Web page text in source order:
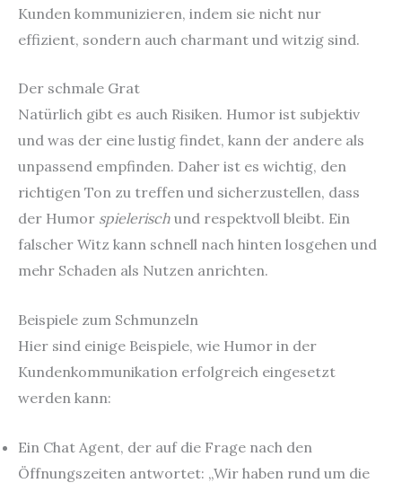
Kunden kommunizieren, indem sie nicht nur
effizient, sondern auch charmant und witzig sind.
Der schmale Grat
Natürlich gibt es auch Risiken. Humor ist subjektiv
und was der eine lustig findet, kann der andere als
unpassend empfinden. Daher ist es wichtig, den
richtigen Ton zu treffen und sicherzustellen, dass
der Humor spielerisch und respektvoll bleibt. Ein
falscher Witz kann schnell nach hinten losgehen und
mehr Schaden als Nutzen anrichten.
Beispiele zum Schmunzeln
Hier sind einige Beispiele, wie Humor in der
Kundenkommunikation erfolgreich eingesetzt
werden kann:
Ein Chat Agent, der auf die Frage nach den
Öffnungszeiten antwortet: „Wir haben rund um die